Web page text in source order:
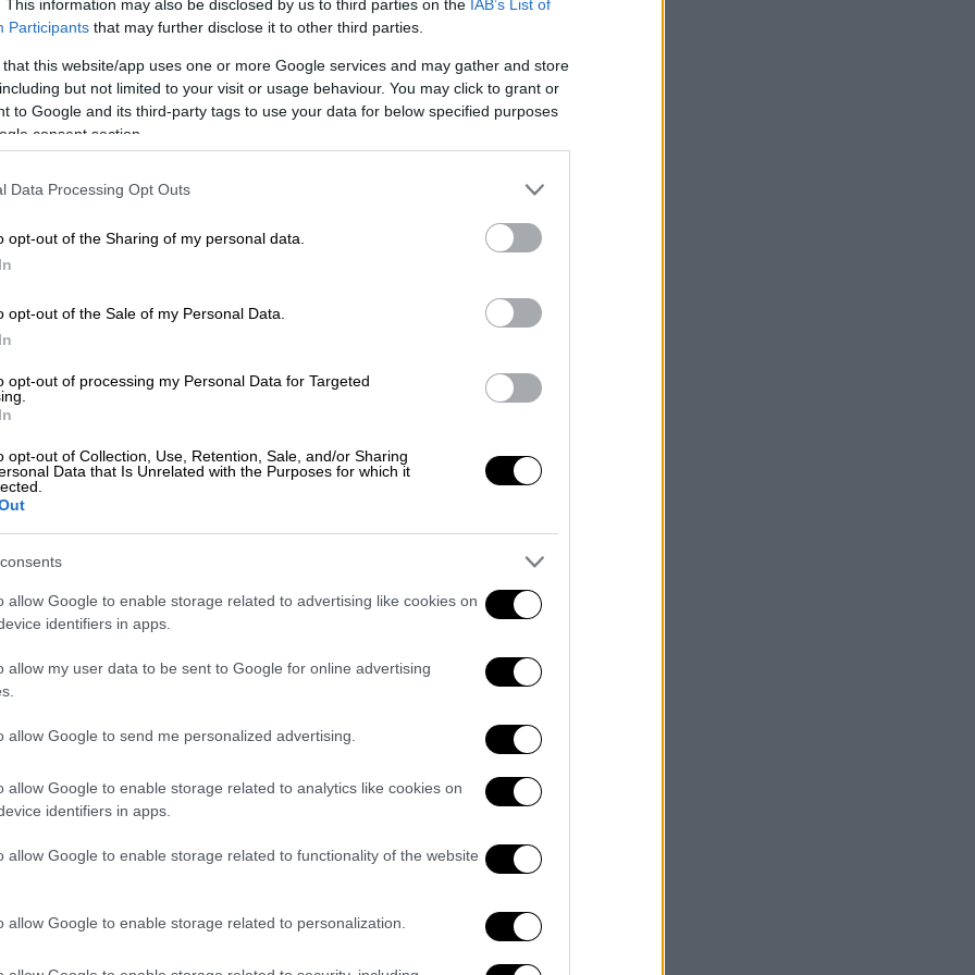
This information may also be disclosed by us to third parties on the IAB’s List of
Participants that may further disclose it to other third parties.
that this website/app uses one or more Google services and may gather and store
but not limited to your visit or usage behaviour. You may click to grant or
to Google and its third-party tags to use your data for below specified purposes
consent section.
Data Processing Opt Outs
opt-out of the Sharing of my personal data.
opt-out of the Sale of my Personal Data.
opt-out of processing my Personal Data for Targeted
opt-out of Collection, Use, Retention, Sale, and/or Sharing
Data that Is Unrelated with the Purposes for which it
allow Google to enable storage related to advertising like cookies on
identifiers in apps.
allow my user data to be sent to Google for online advertising
allow Google to send me personalized advertising.
allow Google to enable storage related to analytics like cookies on
identifiers in apps.
allow Google to enable storage related to functionality of the website
allow Google to enable storage related to personalization.
επιχειρηματία Μάκη Ζουγανέλη,
του Πάολας. Οι δυο τους πήραν,
ένα από τα πιο προνομιακά σημεία της
ένα λαμπερό στέκι all day
κλαμπ του εξωτερικού. Αρχικά
το κοσμοπολίτικο όνομα Remezzo
διάσημος επισκέπτης της Μυκόνου